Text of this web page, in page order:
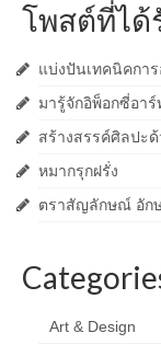
โพสต์ที่ไ
แบ่งปันเทคนิคกา
มารู้จักอิพ็อกซี่อาร์
สร้างสรรค์ศิลปะ
หมากรุกฝรั่ง
ตราสัญลักษณ์ อัก
Art & Design